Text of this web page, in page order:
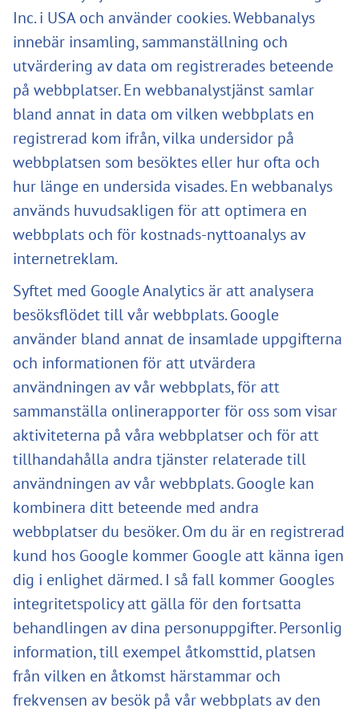
Inc. i USA och använder cookies. Webbanalys
innebär insamling, sammanställning och
utvärdering av data om registrerades beteende
på webbplatser. En webbanalystjänst samlar
bland annat in data om vilken webbplats en
registrerad kom ifrån, vilka undersidor på
webbplatsen som besöktes eller hur ofta och
hur länge en undersida visades. En webbanalys
används huvudsakligen för att optimera en
webbplats och för kostnads-nyttoanalys av
internetreklam.
Syftet med Google Analytics är att analysera
besöksflödet till vår webbplats. Google
använder bland annat de insamlade uppgifterna
och informationen för att utvärdera
användningen av vår webbplats, för att
sammanställa onlinerapporter för oss som visar
aktiviteterna på våra webbplatser och för att
tillhandahålla andra tjänster relaterade till
användningen av vår webbplats. Google kan
kombinera ditt beteende med andra
webbplatser du besöker. Om du är en registrerad
kund hos Google kommer Google att känna igen
dig i enlighet därmed. I så fall kommer Googles
integritetspolicy att gälla för den fortsatta
behandlingen av dina personuppgifter. Personlig
information, till exempel åtkomsttid, platsen
från vilken en åtkomst härstammar och
frekvensen av besök på vår webbplats av den